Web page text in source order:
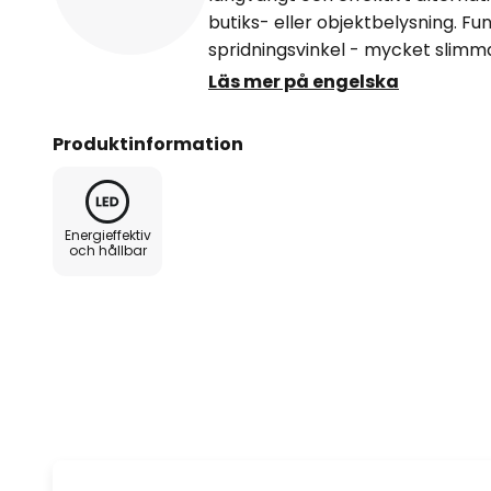
butiks- eller objektbelysning.
spridningsvinkel - mycket
lämplig för G24d-2, G24d-2 och
- lång livslängd på upp till 30
Läs mer på engelska
Produktinformation
Energieffektiv
och hållbar